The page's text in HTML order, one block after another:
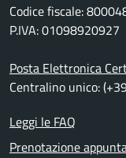
Codice fiscale:
P.IVA: 01098920927
Posta Elettronica
Centralino unico:
Leggi le FAQ
Prenotazione